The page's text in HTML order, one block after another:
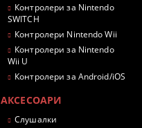
Контролери за Nintendo
SWITCH
Контролери Nintendo Wii
Контролери за Nintendo
Wii U
Контролери за Android/iOS
АКСЕСОАРИ
Слушалки